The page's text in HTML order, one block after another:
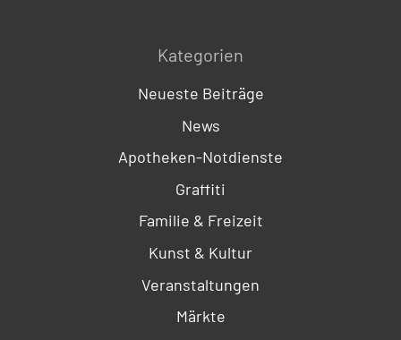
Kategorien
Neueste Beiträge
News
Apotheken-Notdienste
Graffiti
Familie & Freizeit
Kunst & Kultur
Veranstaltungen
Märkte